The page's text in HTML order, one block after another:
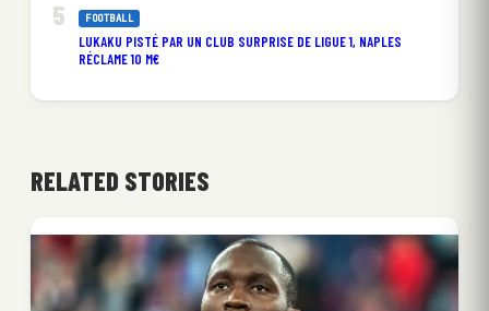
FOOTBALL
LUKAKU PISTÉ PAR UN CLUB SURPRISE DE LIGUE 1, NAPLES
RÉCLAME 10 M€
RELATED STORIES